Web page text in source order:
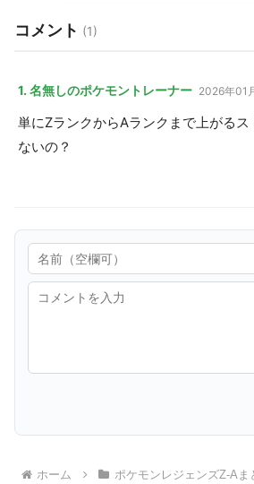
コメント (1)
1. 名無しのポケモントレーナー 2026年01
単にZランクからAランクまで上がる
ないの？
ホーム ポケモンレジェンズZ-Aま